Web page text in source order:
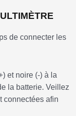
de connecter les
et noire (-) à la
la batterie. Veillez
connectées afin